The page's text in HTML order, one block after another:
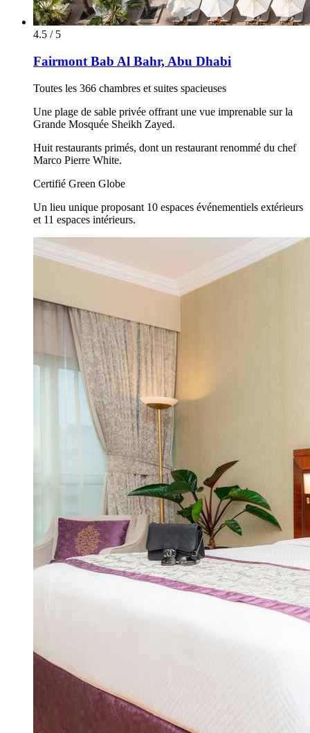
4.5 / 5
Fairmont Bab Al Bahr, Abu Dhabi
Toutes les 366 chambres et suites spacieuses
Une plage de sable privée offrant une vue imprenable sur la
Grande Mosquée Sheikh Zayed.
Huit restaurants primés, dont un restaurant renommé du chef
Marco Pierre White.
Certifié Green Globe
Un lieu unique proposant 10 espaces événementiels extérieurs
et 11 espaces intérieurs.